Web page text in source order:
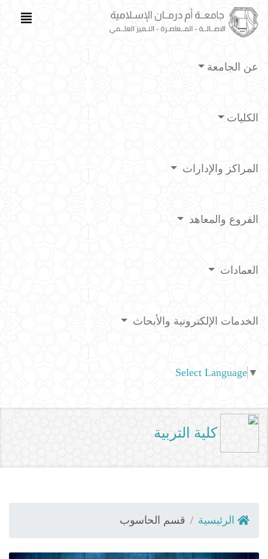
عن الجامعة
الكليات
المراكز والإدارات
الفروع والمعاهد
العمادات
الخدمات الإلكترونية والأبحاث
Select Language ▼
كلية التربية
الرئيسية قسم الحاسوب